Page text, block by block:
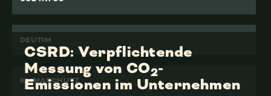
DEUTIM
KLIMASCHUTZ
CSRD: Verpflichtende
Messung von CO2-
Emissionen im Unternehmen